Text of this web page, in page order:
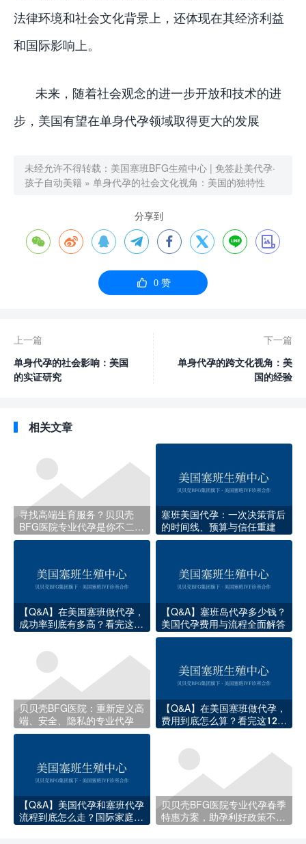
法律环境和社会文化背景上，还体现在其经济利益
和国际影响上。
未来，随着社会观念的进一步开放和技术的进
步，美国有望在单身代孕领域取得更大的发展
未经允许不得转载： 美国塞班BFG生殖中心 | 免签赴美代孕·
孩子自动美籍 » 单身代孕的社会文化视角：美国的独特性
分享到
       
 0赞
上一篇
单身代孕的社会影响：美国
的实证研究
下一篇
单身代孕的跨文化视角：美
国的经验
相关文章
寻找高端生育服务？贝贝壳
BFG医院专业代孕是你不二的
选择
塞班美国代孕：一次决策背后
的时间线、预算与信任重建
【Q&A】在美国塞班做代孕，
成功率到底有多高？看完这些
【Q&A】塞班岛代孕多少钱？
美国代孕费用与流程全面解答
贝贝壳BFG医院：重新定义高
端、安全、隐私的专业代孕
【Q&A】在美国塞班做代孕，
费用到底怎么算？看完这12项
【Q&A】美国代孕和塞班代孕
流程到底怎么走？国际家庭必
贝贝壳BFG医院专业代孕春季
特惠方案，助孕利好政策不容